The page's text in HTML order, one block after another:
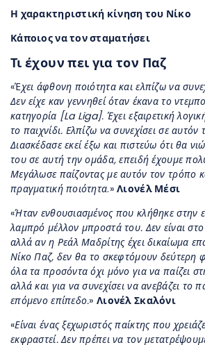
Η χαρακτηριστική κίνηση του Νίκο
Κάποιος να τον σταματήσει
Τι έχουν πει για τον Παζ
«Έχει άφθονη ποιότητα και ελπίζω να
Δεν είχε καν γεννηθεί όταν έκανα το
κατηγορία [La Liga]. Έχει εξαιρετική
το παιχνίδι. Ελπίζω να συνεχίσει σε
Διασκέδασε εκεί έξω και πιστεύω ότι θα
του σε αυτή την ομάδα, επειδή έχουμε
Μεγάλωσε παίζοντας με αυτόν τον τρόπο
πραγματική ποιότητα.»Λιονέλ Μέσι
«Ήταν ενθουσιασμένος που κλήθηκε στην
λαμπρό μέλλον μπροστά του. Δεν είναι
αλλά αν η Ρεάλ Μαδρίτης έχει δικαίωμα
Νίκο Παζ, δεν θα το σκεφτόμουν δεύτερη
όλα τα προσόντα όχι μόνο για να παίζει
αλλά και για να συνεχίσει να ανεβάζει το
επόμενο επίπεδο.»Λιονέλ Σκαλόνι
«Είναι ένας ξεχωριστός παίκτης που
εκφραστεί. Δεν πρέπει να τον